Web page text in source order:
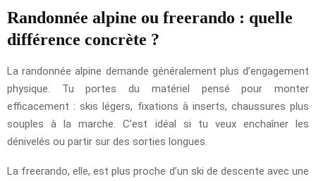
Randonnée alpine ou freerando : quelle
différence concrète ?
La randonnée alpine demande généralement plus d’engagement
physique. Tu portes du matériel pensé pour monter
efficacement : skis légers, fixations à inserts, chaussures plus
souples à la marche. C’est idéal si tu veux enchaîner les
dénivelés ou partir sur des sorties longues.
La freerando, elle, est plus proche d’un ski de descente avec une